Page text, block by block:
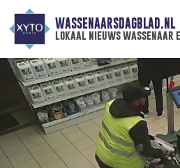
WASSENAARSDAGBLAD.NL
lokaal nieuws wassenaar